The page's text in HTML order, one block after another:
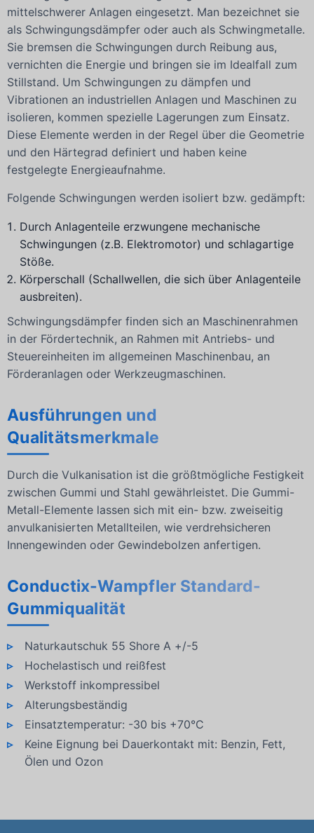
mittelschwerer Anlagen eingesetzt. Man bezeichnet sie
als Schwingungsdämpfer oder auch als Schwingmetalle.
Sie bremsen die Schwingungen durch Reibung aus,
vernichten die Energie und bringen sie im Idealfall zum
Stillstand. Um Schwingungen zu dämpfen und
Vibrationen an industriellen Anlagen und Maschinen zu
isolieren, kommen spezielle Lagerungen zum Einsatz.
Diese Elemente werden in der Regel über die Geometrie
und den Härtegrad definiert und haben keine
festgelegte Energieaufnahme.
Folgende Schwingungen werden isoliert bzw. gedämpft:
Durch Anlagenteile erzwungene mechanische
Schwingungen (z.B. Elektromotor) und schlagartige
Stöße.
Körperschall (Schallwellen, die sich über Anlagenteile
ausbreiten).
Schwingungsdämpfer finden sich an Maschinenrahmen
in der Fördertechnik, an Rahmen mit Antriebs- und
Steuereinheiten im allgemeinen Maschinenbau, an
Förderanlagen oder Werkzeugmaschinen.
Ausführungen und
Qualitätsmerkmale
Durch die Vulkanisation ist die größtmögliche Festigkeit
zwischen Gummi und Stahl gewährleistet. Die Gummi-
Metall-Elemente lassen sich mit ein- bzw. zweiseitig
anvulkanisierten Metallteilen, wie verdrehsicheren
Innengewinden oder Gewindebolzen anfertigen.
Conductix-Wampfler Standard-
Gummiqualität
Naturkautschuk 55 Shore A +/-5
Hochelastisch und reißfest
Werkstoff inkompressibel
Alterungsbeständig
Einsatztemperatur: -30 bis +70°C
Keine Eignung bei Dauerkontakt mit: Benzin, Fett,
Ölen und Ozon